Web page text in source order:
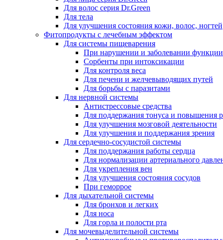
Для волос серия Dr.Green
Для тела
Для улучшения состояния кожи, волос, ногтей
Фитопродукты с лечебным эффектом
Для системы пищеварения
При нарушении и заболевании
Сорбенты при интоксикации
Для контроля веса
Для печени и желчевыводящих путей
Для борьбы с паразитами
Для нервной системы
Антистрессовые средства
Для поддержания тонуса и повышения
Для улучшения мозговой деятельности
Для улучшения и поддержания зрения
Для сердечно-сосудистой системы
Для поддержания работы сердца
Для нормализации артериального
Для укрепления вен
Для улучшения состояния сосудов
При геморрое
Для дыхательной системы
Для бронхов и легких
Для носа
Для горла и полости рта
Для мочевыделительной системы